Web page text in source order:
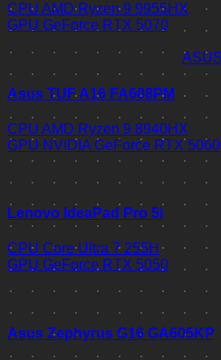
CPU AMD Ryzen 9 9955HX
GPU GeForce RTX 5070
Asus TUF A16 FA608PM
CPU AMD Ryzen 9 8940HX
GPU NVIDIA GeForce RTX 5060
Lenovo IdeaPad Pro 5i
CPU Core Ultra 7 255H
GPU GeForce RTX 5050
Asus Zephyrus G16 GA605KP